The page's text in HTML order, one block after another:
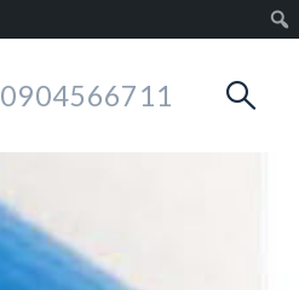
0904566711